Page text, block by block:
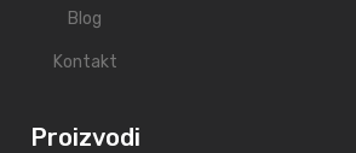
Blog
Kontakt
Proizvodi